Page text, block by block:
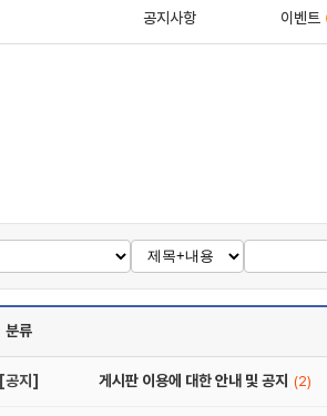
공지사항 이벤트
분류
[공지] 게시판 이용에 대한 안내 및 공지 (2)